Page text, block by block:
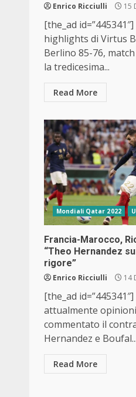
Enrico Ricciulli 15
[the_ad
highlights di Virtus
Berlino 85-76,
la tredicesima...
Read More
Mondiali Qatar 2022
Francia-Marocco,
“Theo Hernandez
rigore”
Enrico Ricciulli 14
[the_ad
attualmente
commentato il
Hernandez e Boufal...
Read More